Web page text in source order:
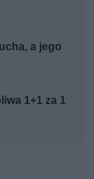
a jego
1+1 za 1